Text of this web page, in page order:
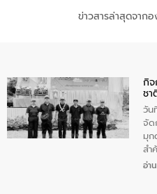
ข่าวสารล่าสุดจาก
กิ
ชา
วัน
จัด
มุก
สํา
สม
อ่า